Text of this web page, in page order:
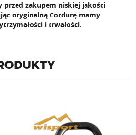
przed zakupem niskiej jakości
oryginalną Cordurę mamy
i trwałości.